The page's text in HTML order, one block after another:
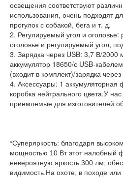
освещения соответствуют
использования, очень подходят
прогулок с собакой, бега и т. д.
2. Регулируемый угол и оголовье:
оголовье и регулируемый угол,
3. Зарядка через USB: 3,7 В/2000
аккумулятор 18650/с USB-
(входит в комплект)/зарядка через
4. Аксессуары: 1 аккумуляторная
коробка нейтрального цвета.У
приемлемые для изготовителей
*Суперяркость: благодаря
мощностью 10 Вт этот налобный
невероятную яркость 300 лм,
видимость.На охоте, в походе или